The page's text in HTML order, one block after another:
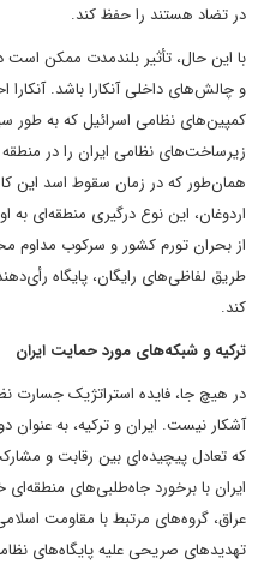
در تضاد هستند را حفظ کند.
با این حال، تأثیر بلندمدت ممکن است
و چالش‌های داخلی آنکارا باشد. آنکارا
کمپین‌های نظامی اسرائیل که به طور
زیرساخت‌های نظامی ایران را در
همان‌طور که در زمان سقوط اسد این
اردوغان، این نوع درگیری منطقه‌ای
از بحران تورم کشور و سرکوب مداوم
طریق لفاظی‌های رایگان، پایگاه
کند.
ترکیه و شبکه‌های مورد حمایت ایران
در هیچ جا، فایده استراتژیک جسارت
آشکار نیست. ایران و ترکیه، به
که تعادل پیچیده‌ای بین رقابت و
ایران با برخورد جاه‌طلبی‌های منطقه‌ای
عراق، گروه‌های مرتبط با مقاومت
تهدیدهای صریحی علیه پایگاه‌های